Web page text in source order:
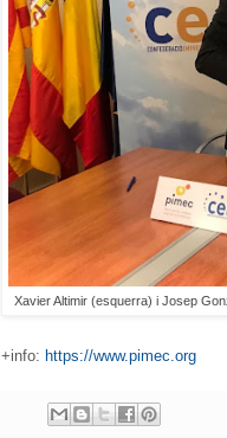
Xavier Altimir (esquerra) i Josep
+info: https://www.pimec.org